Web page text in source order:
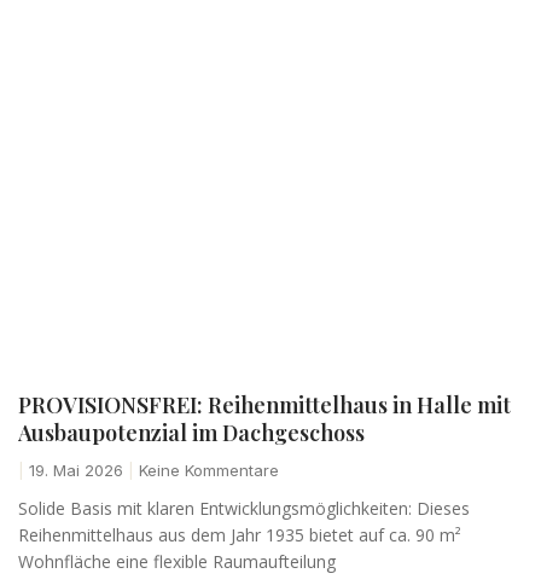
PROVISIONSFREI: Reihenmittelhaus in Halle mit
Ausbaupotenzial im Dachgeschoss
19. Mai 2026 Keine Kommentare
Solide Basis mit klaren Entwicklungsmöglichkeiten: Dieses
Reihenmittelhaus aus dem Jahr 1935 bietet auf ca. 90 m²
Wohnfläche eine flexible Raumaufteilung